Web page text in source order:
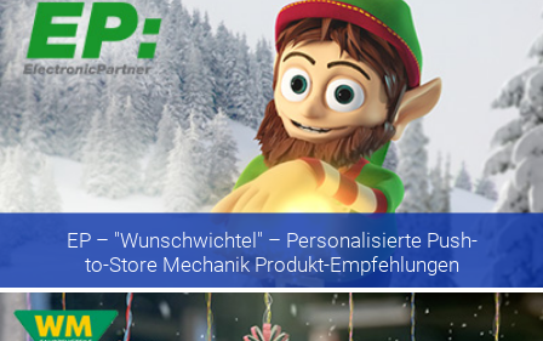
EP– "Wunschwichtel" – Personalisierte Push-
to-Store Mechanik Produkt-Empfehlungen